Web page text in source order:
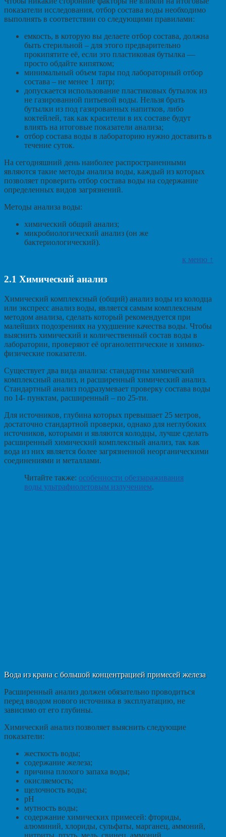
показатели исследования, отбор состава воды необходимо
выполнять в соответствии со следующими правилами:
емкость, в которую вы делаете отбор состава, должна
быть стерильной – для этого предварительно
прокипятите её, если это пластиковая бутылка —
просто обдайте кипятком;
минимальный объем тары под лабораторный отбор
состава – не менее 1 литр;
допускается использование пластиковых бутылок из
не газированной питьевой воды. Нельзя брать
бутылки из под газированных напитков, либо
коктейлей, так как красители в их составе будут
влиять на итоговые показатели анализа;
отбор состава воды в лабораторию нужно доставить в
течение суток.
На сегодняшний день наиболее распространенными
являются такие методы анализа воды, каждый из которых
позволяет проверить отбор состава воды на содержание
определенных видов загрязнений.
Методы анализа воды:
химический общий анализ;
микробиологический анализ (он же
бактериологический).
к меню ↑
2.1 Химический анализ
Химический комплексный (общий) анализ воды из колодца
или экспресс анализ воды, является самым комплексным
методом анализа, сделать который рекомендуется при
малейших подозрениях на ухудшение качества воды. Чтобы
выяснить химический и количественный состав воды в
лаборатории, проверяют её органолептические и химико-
физические показатели.
Существует два вида анализа: стандартны химический
комплексный анализ, и расширенный химический анализ.
Стандартный анализ подразумевает проверку состава воды
по 14- пунктам, расширенный – по 25-ти.
Для источников, глубина которых превышает 25 метров,
достаточно стандартной проверки, однако для неглубоких
источников, которыми и являются колодцы, лучше сделать
расширенный химический комплексный анализ, так как
вода из них является более загрязненной неорганическими
соединениями и металлами.
Читайте также: особенности обеззараживания
воды ультрафиолетовым излучением.
Вода из крана с большой концентрацией примесей железа
Расширенный анализ должен обязательно проводиться
перед вводом нового источника в эксплуатацию, не
зависимо от его глубины.
Химический анализ позволяет выяснить следующие
показатели:
жесткость воды;
содержание железа;
причина плохого запаха воды;
окисляемость;
щелочность воды;
pH
мутность воды;
содержание химических примесей: фториды,
алюминий, хлориды, сульфаты, марганец, аммоний,
нитриты, ртуть, медь, свинец, аммоний.